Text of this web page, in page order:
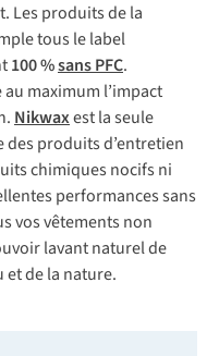
Les produits de la
tous le label
100 %sans PFC.
maximum l’impact
Nikwaxest la seule
produits d’entretien
chimiques nocifs ni
performances sans
vos vêtements non
lavant naturel de
et de la nature.